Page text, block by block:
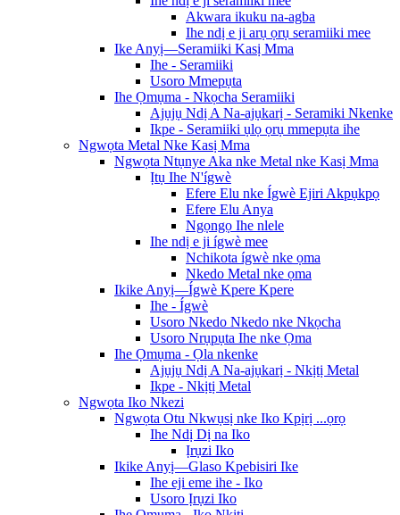
Akwara ikuku na-agba
Ihe ndị e ji arụ ọrụ seramiiki mee
Ike Anyị—Seramiiki Kasị Mma
Ihe - Seramiiki
Usoro Mmepụta
Ihe Ọmụma - Nkọcha Seramiiki
Ajụjụ Ndị A Na-ajụkarị - Seramiki Nkenke
Ikpe - Seramiiki ụlọ ọrụ mmepụta ihe
Ngwọta Metal Nke Kasị Mma
Ngwọta Ntụnye Aka nke Metal nke Kasị Mma
Ịtụ Ihe N'ígwè
Efere Elu nke Ígwè Ejiri Akpụkpọ
Efere Elu Anya
Ngọngọ Ihe nlele
Ihe ndị e ji ígwè mee
Nchikota ígwè nke ọma
Nkedo Metal nke ọma
Ikike Anyị—Ígwè Kpere Kpere
Ihe - Ígwè
Usoro Nkedo Nkedo nke Nkọcha
Usoro Nrụpụta Ihe nke Ọma
Ihe Ọmụma - Ọla nkenke
Ajụjụ Ndị A Na-ajụkarị - Nkịtị Metal
Ikpe - Nkịtị Metal
Ngwọta Iko Nkezi
Ngwọta Otu Nkwụsị nke Iko Kpịrị ...ọrọ
Ihe Ndị Dị na Iko
Ịrụzi Iko
Ikike Anyị—Glaso Kpebisiri Ike
Ihe eji eme ihe - Iko
Usoro Ịrụzi Iko